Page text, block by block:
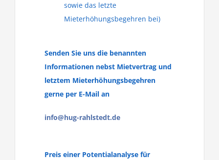
sowie das letzte
Mieterhöhungsbegehren bei)
Senden Sie uns die benannten
Informationen nebst Mietvertrag und
letztem Mieterhöhungsbegehren
gerne per E-Mail an
info@hug-rahlstedt.de
Preis einer Potentialanalyse für